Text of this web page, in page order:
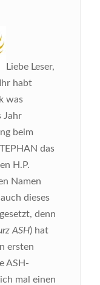
Liebe Leser,
habt
was
Jahr
beim
das
H.P.
Namen
dieses
denn
ASH) hat
ersten
ASH-
mal einen